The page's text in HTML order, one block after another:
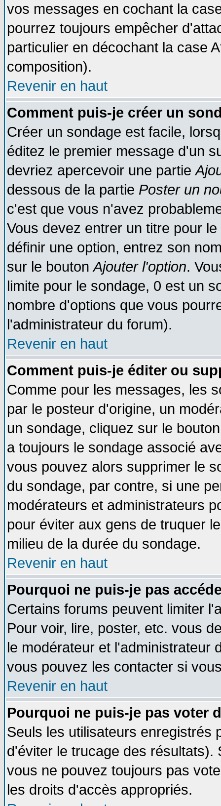
vos messages en cochant la
pourrez toujours empêcher
particulier en décochant la case
composition).
Revenir en haut
Comment puis-je créer un
Créer un sondage est facile,
éditez le premier message d'un
devriez apercevoir une partie
dessous de la partie Poster un
c'est que vous n'avez
Vous devez entrer un titre pour
définir une option, entrez son
sur le boutonAjouter l'option.
limite pour le sondage, 0 est un
nombre d'options que vous
l'administrateur du forum).
Revenir en haut
Comment puis-je éditer ou
Comme pour les messages, les
par le posteur d'origine, un
un sondage, cliquez sur le
a toujours le sondage associé
vous pouvez alors supprimer le
du sondage, par contre, si une
modérateurs et administrateurs
pour éviter aux gens de truquer
milieu de la durée du sondage.
Revenir en haut
Pourquoi ne puis-je pas
Certains forums peuvent limiter
Pour voir, lire, poster, etc. vous
le modérateur et l'administrateur
vous pouvez les contacter si
Revenir en haut
Pourquoi ne puis-je pas voter
Seuls les utilisateurs enregistrés
d'éviter le trucage des
vous ne pouvez toujours pas
les droits d'accès appropriés.